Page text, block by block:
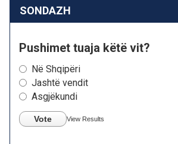
SONDAZH
Pushimet tuaja këtë vit?
Në Shqipëri
Jashtë vendit
Asgjëkundi
Vote View Results